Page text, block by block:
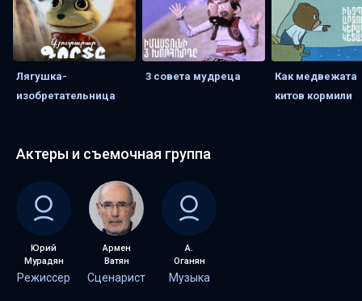
Лягушка-
изобретательница
3 совета мудреца
Как медвежата
китов кормили
Актеры и съемочная группа
Юрий
Мурадян
Режиссер
Армен
Ватян
Сценарист
А.
Оганян
Музыка